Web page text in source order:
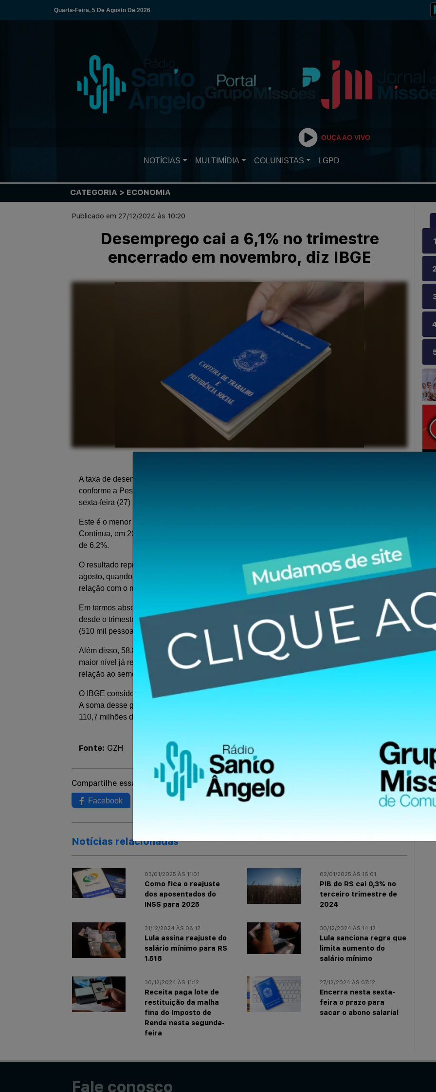
Quarta-Feira, 5 De Agosto De 2026
OUÇA AO VIVO
NOTÍCIAS MULTIMÍDIA COLUNISTAS LGPD
CATEGORIA > ECONOMIA
Publicado em 27/12/2024 às 10:20
Desemprego cai a 6,1% no trimestre
encerrado em novembro, diz IBGE
A taxa de desemprego no Brasil recuou para 6,1% no trimestre encerrado em novembro,
conforme a Pesquisa Nacional por Amostra de Domicílios (Pnad) Contínua, divulgada nesta
sexta-feira (27) pelo Instituto Brasileiro de Geografia e Estatística (IBGE).
Este é o menor índice de desocupação registrado desde o início da série histórica da Pnad
Contínua, em 2012. A marca superou o trimestre encerrado em outubro, quando o patamar foi
de 6,2%.
O resultado representa uma redução de 0,5% em relação ao trimestre anterior, encerrado em
agosto, quando a taxa era de 6,6%. Na comparação anual, houve queda de 1,4 % em
relação com o mesmo período de 2023, quando o desemprego atingiu 7,5%.
Em termos absolutos, 6,8 milhões de pessoas estão sem trabalho no país, o menor número
desde o trimestre encerrado em dezembro de 2014. Esse total equivale a uma queda de 7%
(510 mil pessoas) em relação ao trimestre anterior e de 17,5% no ano.
Além disso, 58,8% (103,9 milhões) da população em idade ativa no Brasil está empregada, o
maior nível já registrado na série histórica. O índice representa um aumento de 1,4% em
relação ao semestre anterior e 3,4% no ano.
O IBGE considera desocupadas as pessoas sem emprego que estão em busca de trabalho.
A soma desse grupo com o de empregados compõe a força de trabalho do país, que atingiu
110,7 milhões de pessoas no trimestre encerrado em novembro.
Fonte: GZH
Compartilhe essa notícia:
Facebook WhatsApp
Notícias relacionadas
03/01/2025 ÀS 11:01
Como fica o reajuste
dos aposentados do
INSS para 2025
02/01/2025 ÀS 16:01
PIB do RS cai 0,3% no
terceiro trimestre de
2024
31/12/2024 ÀS 08:12
Lula assina reajuste do
salário mínimo para R$
1.518
30/12/2024 ÀS 14:12
Lula sanciona regra que
limita aumento do
salário mínimo
30/12/2024 ÀS 11:12
Receita paga lote de
restituição da malha
fina do Imposto de
Renda nesta segunda-
feira
27/12/2024 ÀS 07:12
Encerra nesta sexta-
feira o prazo para
sacar o abono salarial
Fale conosco